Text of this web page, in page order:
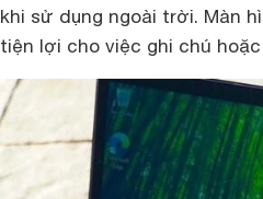
khi sử dụng ngoài trời. Màn
tiện lợi cho việc ghi chú